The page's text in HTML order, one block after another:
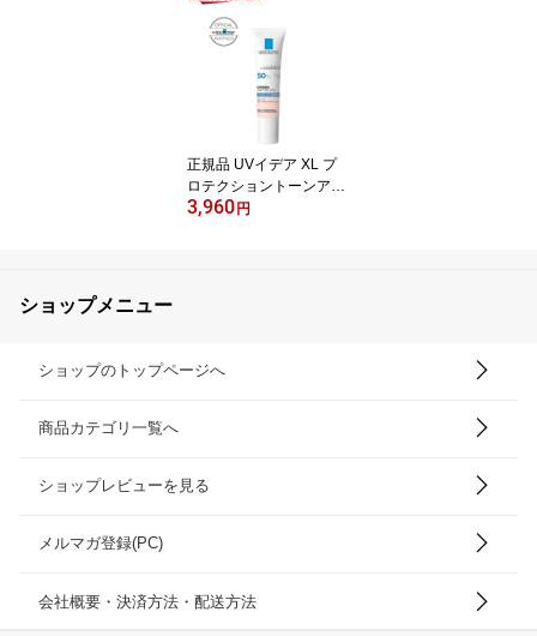
正規品 UVイデア XL プ
ロテクショントーンアッ
プ ローズ(30ml)【lvp】
3,960 円
ショップメニュー
ショップのトップページへ
商品カテゴリ一覧へ
ショップレビューを見る
メルマガ登録(PC)
会社概要・決済方法・配送方法